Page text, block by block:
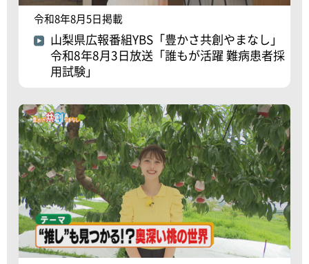
令和8年8月5日掲載
山梨県広報番組YBS「豊かさ共創やまなし」
令和8年8月3日放送「誰もが活躍 難病患者採
用試験」